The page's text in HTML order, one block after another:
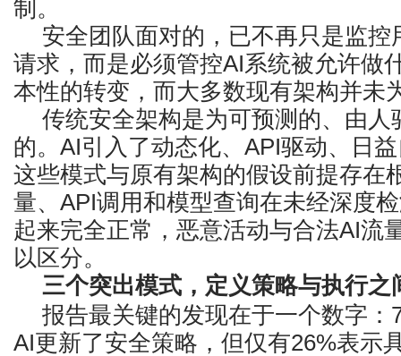
制。
安全团队面对的，已不再只是监控
请求，而是必须管控AI系统被允许做
本性的转变，而大多数现有架构并未
传统安全架构是为可预测的、由人
的。AI引入了动态化、API驱动、日
这些模式与原有架构的假设前提存在
量、API调用和模型查询在未经深度
起来完全正常，恶意活动与合法AI流
以区分。
三个突出模式，定义策略与执行之
报告最关键的发现在于一个数字：
AI更新了安全策略，但仅有26%表示